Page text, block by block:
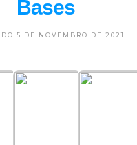
Bases
5 DE NOVEMBRO DE 2021.